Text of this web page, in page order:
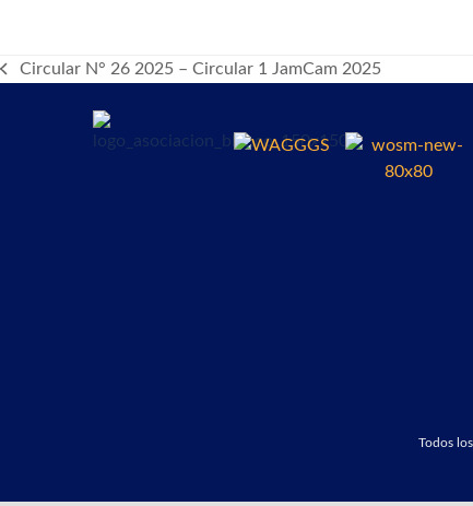
previous
Circular N° 26 2025 – Circular 1 JamCam 2025
Todos